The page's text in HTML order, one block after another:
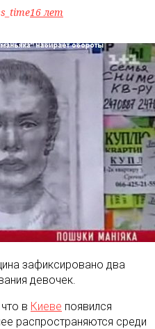
16 лет
зафиксировано два
девочек.
в Киеве появился
распространяются среди